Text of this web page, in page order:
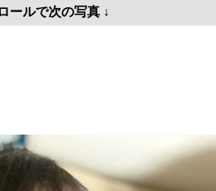
ールで次の写真 ↓